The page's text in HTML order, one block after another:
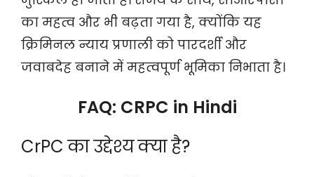
का महत्व और भी बढ़ता गया है, क्योंकि यह
क्रिमिनल न्याय प्रणाली को पारदर्शी और
जवाबदेह बनाने में महत्वपूर्ण भूमिका निभाता है।
FAQ: CRPC in Hindi
CrPC का उद्देश्य क्या है?